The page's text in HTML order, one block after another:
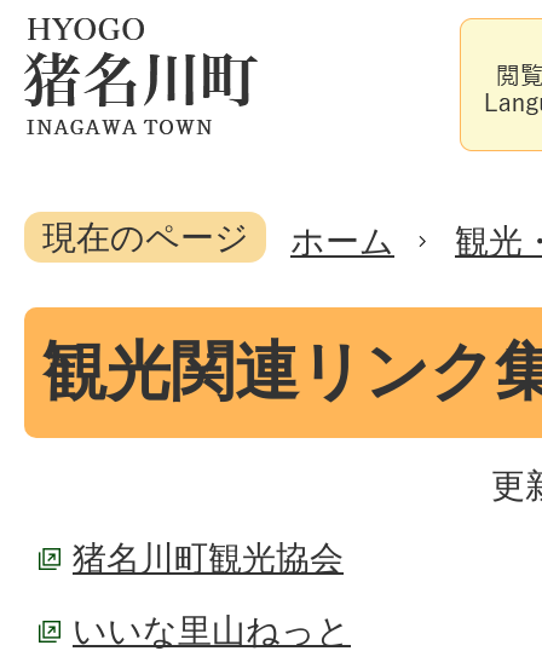
現在のページ ホーム 観光
観光関連リンク
更
猪名川町観光協会
いいな里山ねっと